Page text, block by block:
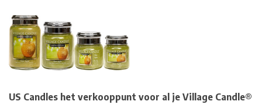
US Candles het verkooppunt voor al je Village Candle®